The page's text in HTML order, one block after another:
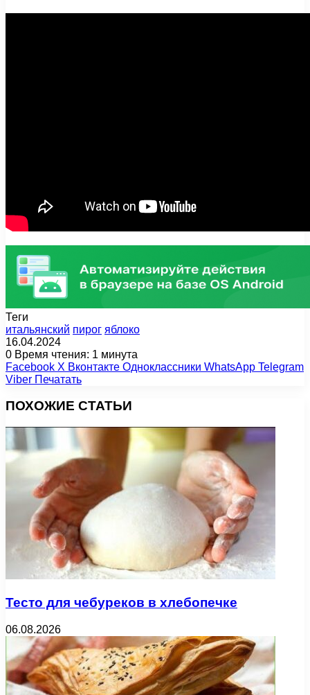
Теги
итальянский пирог яблоко
16.04.2024
0 Время чтения: 1 минута
Facebook X Вконтакте Одноклассники WhatsApp Telegram
Viber Печатать
ПОХОЖИЕ СТАТЬИ
Тесто для чебуреков в хлебопечке
06.08.2026